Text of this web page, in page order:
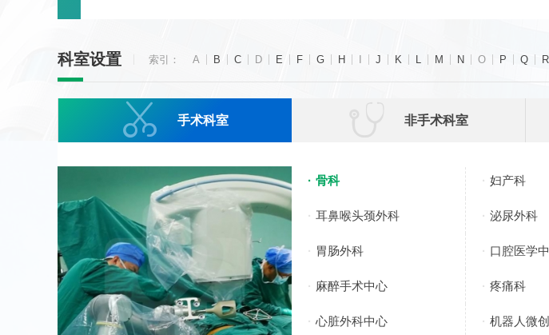
科室设置 索引： A B C D E F G H J K L M N O P Q R
 手术科室 非手术科室
骨科 妇产科
耳鼻喉头颈外科 泌尿外科
胃肠外科 口腔医学
麻醉手术中心 疼痛科
心脏外科中心 机器人微